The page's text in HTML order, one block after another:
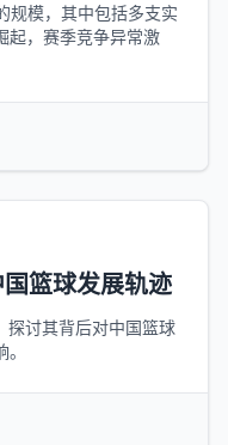
规模，其中包括多支实
起，赛季竞争异常激
篮球发展轨迹
探讨其背后对中国篮球